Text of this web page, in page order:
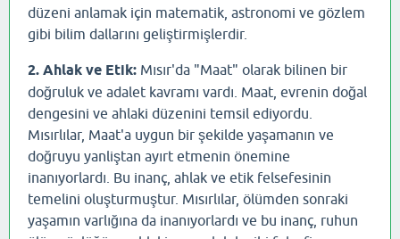
düzeni anlamak için matematik, astronomi ve gözlem
gibi bilim dallarını geliştirmişlerdir.
2. Ahlak ve Etik: Mısır'da "Maat" olarak bilinen bir
doğruluk ve adalet kavramı vardı. Maat, evrenin doğal
dengesini ve ahlaki düzenini temsil ediyordu.
Mısırlılar, Maat'a uygun bir şekilde yaşamanın ve
doğruyu yanliştan ayırt etmenin önemine
inanıyorlardı. Bu inanç, ahlak ve etik felsefesinin
temelini oluşturmuştur. Mısırlılar, ölümden sonraki
yaşamın varlığına da inanıyorlardı ve bu inanç, ruhun